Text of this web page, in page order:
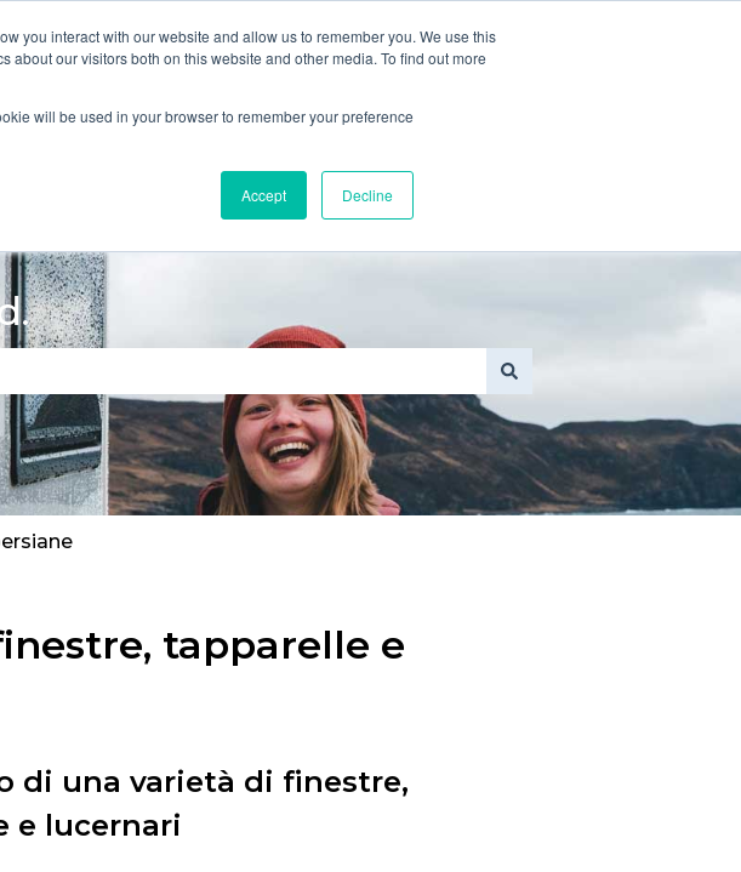
you interact with our website and allow us to remember you. We use this
our visitors both on this website and other media. To find out more
will be used in your browser to remember your preference
Accept Decline
per Incidente o danno
Mostra sottomenu per Guasto
problemi
Mostra sottomenu per Risoluzione dei
aiuto/Contattaci
tapparelle e
di una varietà di finestre,
e lucernari